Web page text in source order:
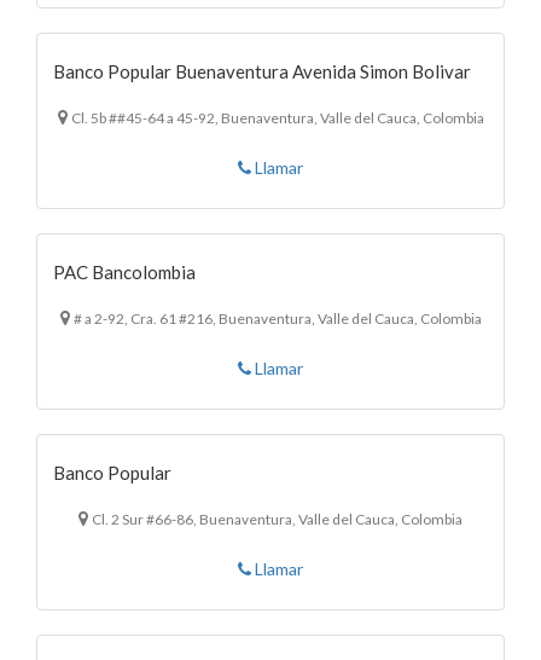
Banco Popular Buenaventura Avenida Simon Bolivar
Cl. 5b ##45-64 a 45-92, Buenaventura, Valle del Cauca, Colombia
Llamar
PAC Bancolombia
# a 2-92, Cra. 61 #216, Buenaventura, Valle del Cauca, Colombia
Llamar
Banco Popular
Cl. 2 Sur #66-86, Buenaventura, Valle del Cauca, Colombia
Llamar